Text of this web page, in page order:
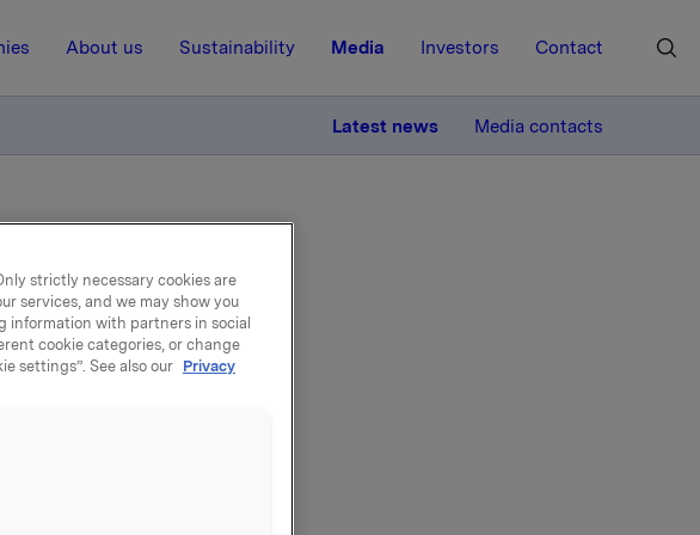
About us Sustainability Media Investors Contact
Latest news Media contacts
handel
ASA («Orkla) den 20.
strictly necessary cookies are
services, and we may show you
information with partners in social
cookie categories, or change
settings”. See also our Privacy